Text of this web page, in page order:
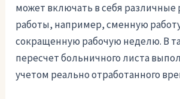
может включать в себя
работы, например, сменную
сокращенную рабочую неделю. В
пересчет больничного листа
учетом реально отработанного